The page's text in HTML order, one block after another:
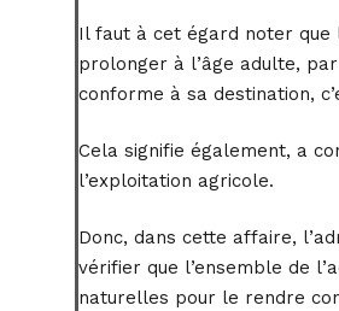
Il faut à cet égard noter que
prolonger à l’âge adulte,
conforme à sa destination,
Cela signifie également, a
l’exploitation agricole.
Donc, dans cette affaire,
vérifier que l’ensemble de
naturelles pour le rendre